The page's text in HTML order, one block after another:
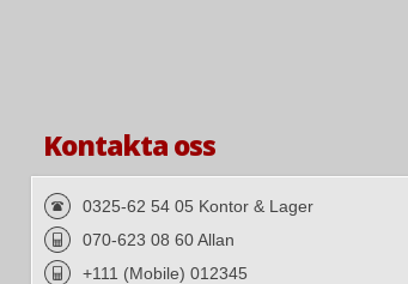
Kontakta oss
0325-62 54 05 Kontor & Lager
070-623 08 60 Allan
+111 (Mobile) 012345